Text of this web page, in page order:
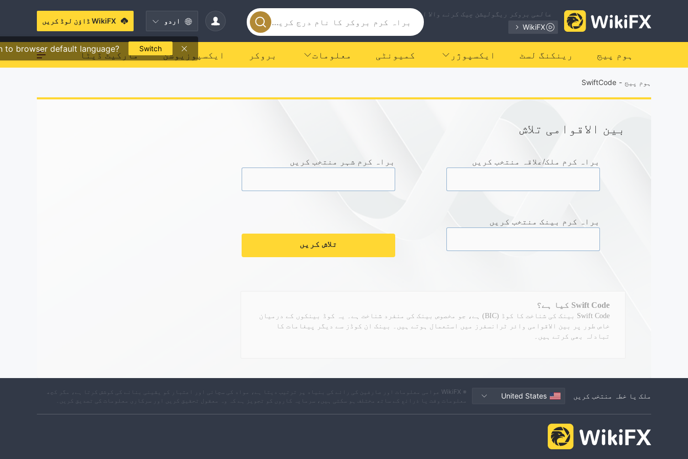
عالمی بروکر ریگولیشن چیک کرنے والا ایپ
WikiFX
اردو
to browser default language? Switch
WikiFX ڈاؤن لوڈ کریں
ہوم پیج رینکنگ لسٹ ایکسپوژر کمیونٹی معلومات بروکر ایکسپوزیوشن مارکیٹ ڈیٹا
ہوم پیج -
SwiftCode
بین الاقوامی تلاش
براہ کرم ملک/علاقہ منتخب کریں براہ کرم شہر منتخب کریں
براہ کرم بینک منتخب کریں
تلاش کریں
Swift Code کیا ہے؟
Swift Code بینک کی شناخت کا کوڈ (BIC) ہے، جو مخصوص بینک کی منفرد شناخت ہے۔ یہ کوڈ بینکوں کے درمیان
خاص طور پر بین الاقوامی وائر ٹرانسفرز میں استعمال ہوتے ہیں۔ بینک ان کوڈز سے دیگر پیغامات کا
تبادلہ بھی کرتے ہیں۔
ملک یا خطہ منتخب کریں United States
※ WikiFX عوامی معلومات اور صارفین کی رائے کی بنیاد پر ترتیب دیتا ہے، مواد کی سچائی اور اعتبار کو یقینی بنانے کی کوشش کرتا ہے، مگر کچھ
معلومات وقت یا ذرائع کے ساتھ مختلف ہو سکتی ہیں، سرمایہ کاروں کو تجویز ہے کہ وہ معقول تحقیق کریں اور سرکاری معلومات کی تصدیق کریں۔